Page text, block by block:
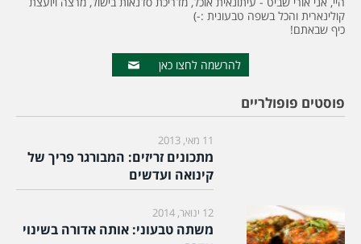
קולינארית והכל בשפה טבעונית :-)
כיף שבאתם!
להרשמה לחצו כאן
פוסטים פופולריים
11 מאי, 2013
מתכונים זריזים: המבורגר פריך של
קינואה ועדשים
12 ינואר, 2014
משתה טבעוני: אותה אדורה בשינוי